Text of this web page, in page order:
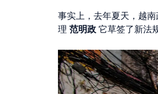
事实上，去年夏天，越
理 范明政 它草签了新法